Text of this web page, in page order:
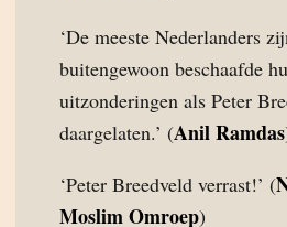
‘De meeste Nederlanders
buitengewoon beschaafde
uitzonderingen als Peter
daargelaten.’ (Anil Ramdas
‘Peter Breedveld verrast!’ (
Moslim Omroep)